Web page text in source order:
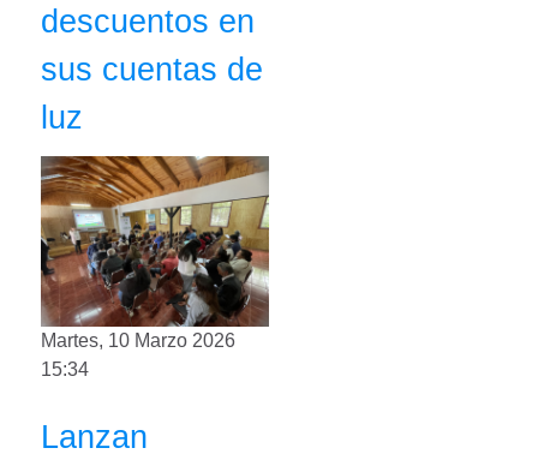
descuentos en
sus cuentas de
luz
Martes, 10 Marzo 2026
15:34
Lanzan